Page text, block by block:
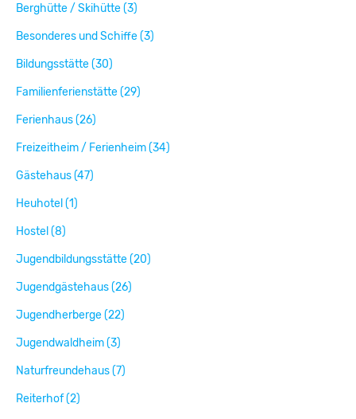
Berghütte / Skihütte (3)
Besonderes und Schiffe (3)
Bildungsstätte (30)
Familienferienstätte (29)
Ferienhaus (26)
Freizeitheim / Ferienheim (34)
Gästehaus (47)
Heuhotel (1)
Hostel (8)
Jugendbildungsstätte (20)
Jugendgästehaus (26)
Jugendherberge (22)
Jugendwaldheim (3)
Naturfreundehaus (7)
Reiterhof (2)